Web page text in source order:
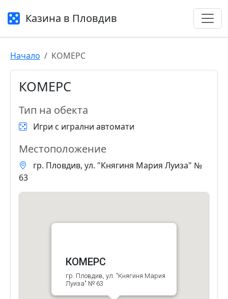
Казина в Пловдив
Начало КОМЕРС
КОМЕРС
Тип на обекта
Игри с игрални автомати
Местоположение
гр. Пловдив, ул. "Княгиня Мария Луиза" №
63
КОМЕРС
гр. Пловдив, ул. "Княгиня Мария
Луиза" № 63